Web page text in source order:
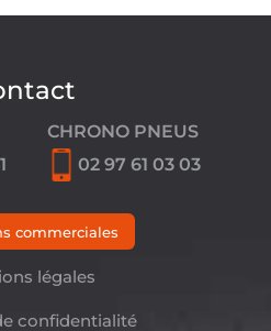
CHRONO PNEUS
02 97 61 03 03
commerciales
légales
confidentialité